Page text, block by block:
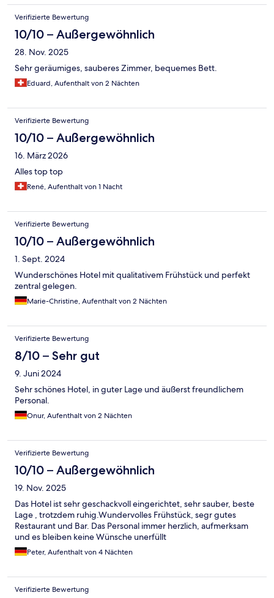
Verifizierte Bewertung
10/10 – Außergewöhnlich
28. Nov. 2025
Sehr geräumiges, sauberes Zimmer, bequemes Bett.
Eduard, Aufenthalt von 2 Nächten
Verifizierte Bewertung
10/10 – Außergewöhnlich
16. März 2026
Alles top top
René, Aufenthalt von 1 Nacht
Verifizierte Bewertung
10/10 – Außergewöhnlich
1. Sept. 2024
Wunderschönes Hotel mit qualitativem Frühstück und perfekt
zentral gelegen.
Marie-Christine, Aufenthalt von 2 Nächten
Verifizierte Bewertung
8/10 – Sehr gut
9. Juni 2024
Sehr schönes Hotel, in guter Lage und äußerst freundlichem
Personal.
Onur, Aufenthalt von 2 Nächten
Verifizierte Bewertung
10/10 – Außergewöhnlich
19. Nov. 2025
Das Hotel ist sehr geschackvoll eingerichtet, sehr sauber, beste
Lage , trotzdem ruhig.Wundervolles Frühstück, segr gutes
Restaurant und Bar. Das Personal immer herzlich, aufmerksam
und es bleiben keine Wünsche unerfüllt
Peter, Aufenthalt von 4 Nächten
Verifizierte Bewertung